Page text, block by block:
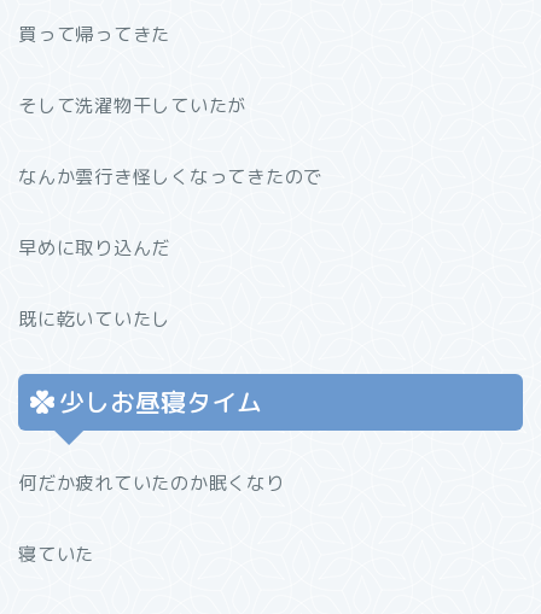
買って帰ってきた
そして洗濯物干していたが
なんか雲行き怪しくなってきたので
早めに取り込んだ
既に乾いていたし
少しお昼寝タイム
何だか疲れていたのか眠くなり
寝ていた